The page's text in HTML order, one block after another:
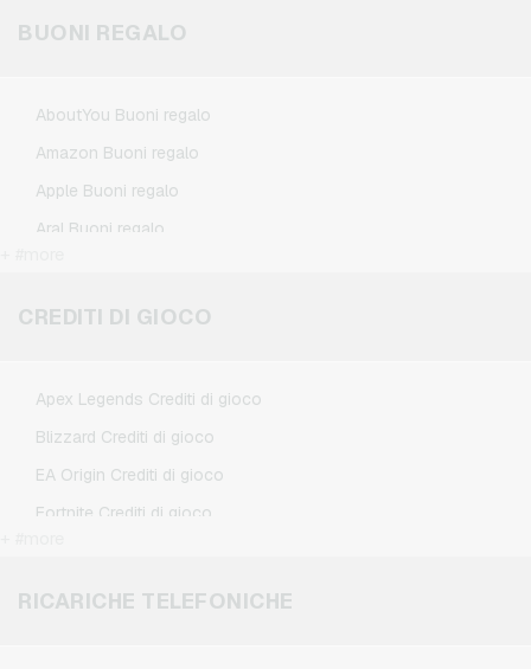
BUONI REGALO
AboutYou Buoni regalo
Amazon Buoni regalo
Apple Buoni regalo
Aral Buoni regalo
CircleK Buoni regalo
Grillfuerst Buoni regalo
CREDITI DI GIOCO
Apex Legends Crediti di gioco
Blizzard Crediti di gioco
EA Origin Crediti di gioco
Fortnite Crediti di gioco
Minecraft Crediti di gioco
RICARICHE TELEFONICHE